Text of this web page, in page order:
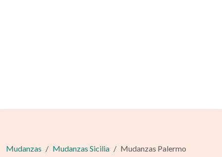
Mudanzas Mudanzas Sicilia Mudanzas Palermo